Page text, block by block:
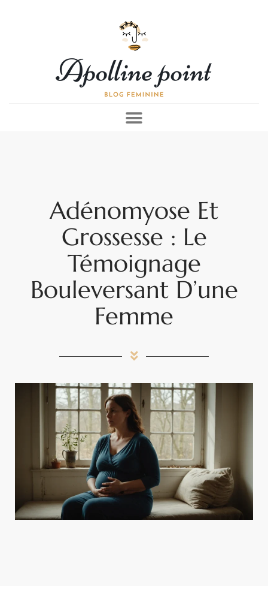
Adénomyose Et
Grossesse : Le
Témoignage
Bouleversant D’une
Femme